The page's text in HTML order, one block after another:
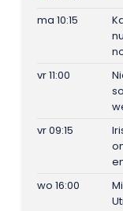
ma 10:15
vr 11:00
vr 09:15
wo 16:00